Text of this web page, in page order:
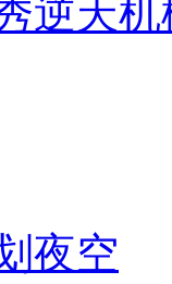
逆天机
夜空